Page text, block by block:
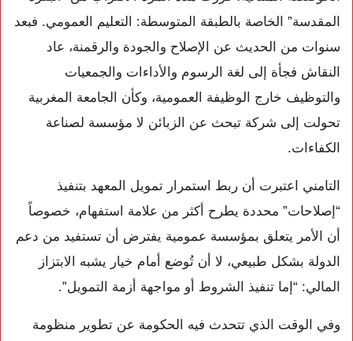
المقدسة” الخاصة بالطبقة المتوسطة: التعليم العمومي. فبعد
سنوات من الحديث عن الإصلاح والجودة والرقمنة، عاد
النقاش فجأة إلى لغة الرسوم والأداءات والجمعيات
والتوظيف خارج الوظيفة العمومية، وكأن الجامعة المغربية
تحولت إلى شركة تبحث عن الزبائن لا مؤسسة لصناعة
الكفاءات.
التامني اعتبرت أن ربط استمرار تمويل المعهد بتنفيذ
“إصلاحات” محددة يطرح أكثر من علامة استفهام، خصوصاً
أن الأمر يتعلق بمؤسسة عمومية يفترض أن تستفيد من دعم
الدولة بشكل طبيعي، لا أن تُوضع أمام خيار يشبه الابتزاز
المالي: “إما تنفيذ الشروط أو مواجهة أزمة التمويل”.
وفي الوقت الذي تتحدث فيه الحكومة عن تطوير منظومة